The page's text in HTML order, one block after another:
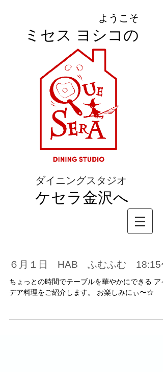
ようこそ
ミセス ヨシコの
ダイニングスタジオ
ケセラ金沢へ
６月１日 HAB ふむふむ 18:15
ちょっとの時間でテーブルを華やかにできる ア
デア料理をご紹介します。 お楽しみにぃ〜☆